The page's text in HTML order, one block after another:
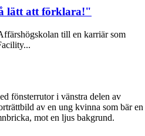
lätt att förklara!"
till en karriär som